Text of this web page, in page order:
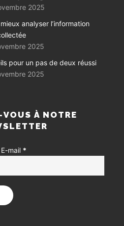
2025
analyser l’information
2025
pour un pas de deux réussi
2025
À NOTRE
E-mail *